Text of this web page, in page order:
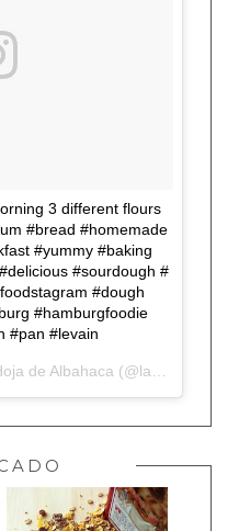
3 different flours
#bread #homemade
#yummy #baking
#sourdough #
#dough
#hamburgfoodie
#pan #levain